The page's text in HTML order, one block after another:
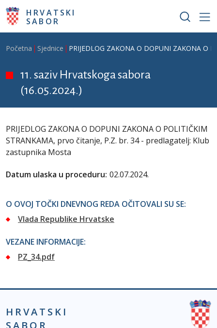
Skoči na glavni sadržaj
HRVATSKI
SABOR
Breadcrumb
Početna Sjednice PRIJEDLOG ZAKONA O DOPUNI ZAKONA O
11. saziv Hrvatskoga sabora
(16.05.2024.)
PRIJEDLOG ZAKONA O DOPUNI ZAKONA O POLITIČKIM
STRANKAMA, prvo čitanje, P.Z. br. 34 - predlagatelj: Klub
zastupnika Mosta
Datum ulaska u proceduru: 02.07.2024.
O OVOJ TOČKI DNEVNOG REDA OČITOVALI SU SE:
Vlada Republike Hrvatske
VEZANE INFORMACIJE:
PZ_34.pdf
HRVATSKI
SABOR